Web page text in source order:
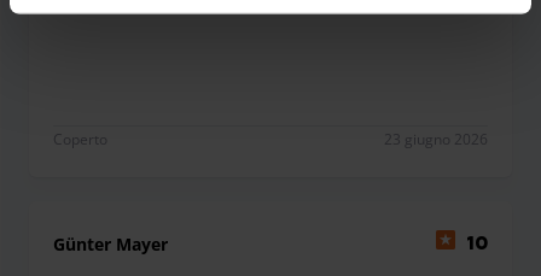
Coperto 23 giugno 2026
Günter Mayer 10